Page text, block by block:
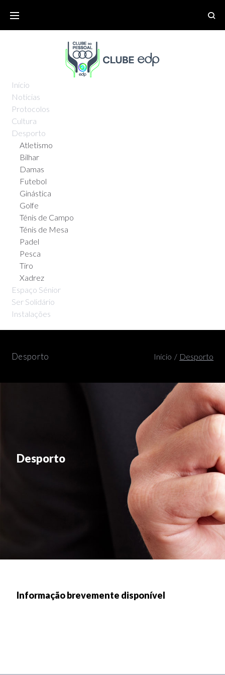
Início
Notícias
Protocolos
Cultura
Desporto
Atletismo
Bilhar
Damas
Futebol
Ginástica
Golfe
Ténis de Campo
Ténis de Mesa
Padel
Pesca
Tiro
Xadrez
Espaço Sénior
Ser Solidário
Instalações
Desporto Início / Desporto
Desporto
Informação brevemente disponível